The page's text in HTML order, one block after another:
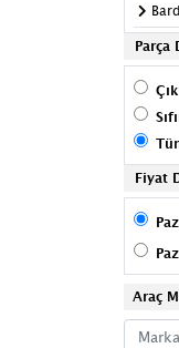
Bilya
Parça
Fiyat
Araç